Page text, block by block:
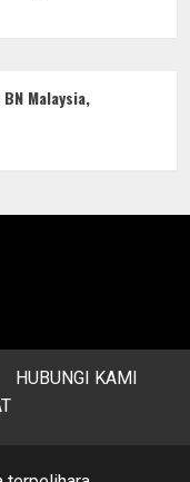
Malaysia,
HUBUNGI KAMI